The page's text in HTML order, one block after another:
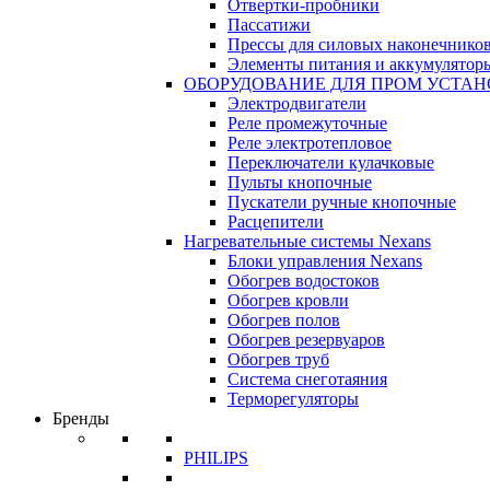
Отвертки-пробники
Пассатижи
Прессы для силовых наконечников
Элементы питания и
ОБОРУДОВАНИЕ ДЛЯ ПРОМ
Электродвигатели
Реле промежуточные
Реле электротепловое
Переключатели кулачковые
Пульты кнопочные
Пускатели ручные кнопочные
Расцепители
Нагревательные системы Nexans
Блоки управления Nexans
Обогрев водостоков
Обогрев кровли
Обогрев полов
Обогрев резервуаров
Обогрев труб
Система снеготаяния
Терморегуляторы
Бренды
PHILIPS